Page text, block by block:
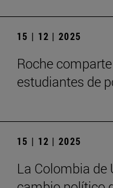
15 | 12 | 2025
Roche
estudiantes de
15 | 12 | 2025
La Colombia de